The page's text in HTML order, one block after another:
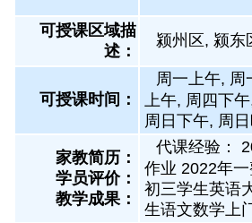
可授课区域描
述：
颍州区, 颍东
可授课时间：
周一上午,
上午, 周四下
周日下午, 周
家教简历：
学员评价：
教学成果：
代课经验：
作业 2022年
初三学生英语
生语文数学上